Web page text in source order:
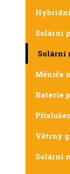
Solární
Solární
Měniče
Baterie
Větrný
Solární